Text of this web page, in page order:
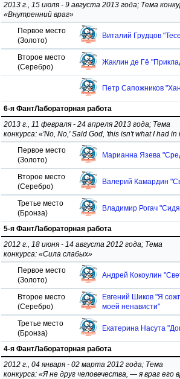
2013 г., 15 июля - 9 августа 2013 года; Тема
«Внутренний враг»
Первое место
(Золото)
Виталий Грудцов
Второе место
(Серебро)
Жаклин де Гё
Петр Сапожников
6-я ФантЛабораторная работа
2013 г., 11 февраля - 24 апреля 2013 года; Тема
конкурса: «'No, No,' Said God, 'this isn't what I had in
Первое место
(Золото)
Марианна Язева
Второе место
(Серебро)
Валерий Камардин
Третье место
(Бронза)
Владимир Рогач
5-я ФантЛабораторная работа
2012 г., 18 июня - 14 августа 2012 года; Тема
конкурса: «Сила слабых»
Первое место
(Золото)
Андрей Кокоулин
Второе место
(Серебро)
Евгений Шиков "Я
моей ненависти"
Третье место
(Бронза)
Екатерина Насута
4-я ФантЛабораторная работа
2012 г., 04 января - 02 марта 2012 года; Тема
конкурса: «Я не друг человечества, — я враг его